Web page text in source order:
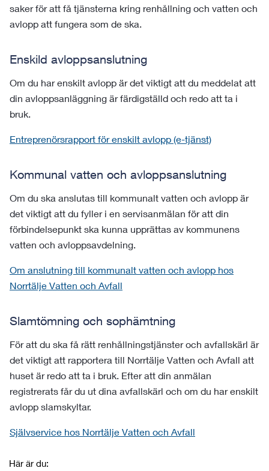
saker för att få tjänsterna kring renhållning och vatten och
avlopp att fungera som de ska.
Enskild avloppsanslutning
Om du har enskilt avlopp är det viktigt att du meddelat att
din avloppsanläggning är färdigställd och redo att ta i
bruk.
Entreprenörsrapport för enskilt avlopp (e-tjänst)
Kommunal vatten och avloppsanslutning
Om du ska anslutas till kommunalt vatten och avlopp är
det viktigt att du fyller i en servisanmälan för att din
förbindelsepunkt ska kunna upprättas av kommunens
vatten och avloppsavdelning.
Om anslutning till kommunalt vatten och avlopp hos
Norrtälje Vatten och Avfall
Slamtömning och sophämtning
För att du ska få rätt renhållningstjänster och avfallskärl är
det viktigt att rapportera till Norrtälje Vatten och Avfall att
huset är redo att ta i bruk. Efter att din anmälan
registrerats får du ut dina avfallskärl och om du har enskilt
avlopp slamskyltar.
Självservice hos Norrtälje Vatten och Avfall
Här är du: